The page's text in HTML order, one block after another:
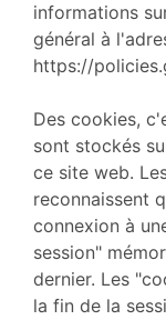
informations
général à
https://
Des cookies,
sont stockés
ce site web.
reconnaissent
connexion à
session"
dernier. Les
la fin de la